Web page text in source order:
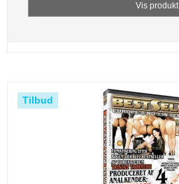
Vis produkt
Tilbud